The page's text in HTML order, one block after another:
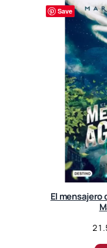
Save
El mensajero